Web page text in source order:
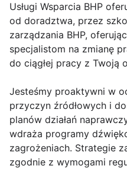
Usługi Wsparcia BHP
od doradztwa, przez
zarządzania BHP,
specjalistom na zmianę
do ciągłej pracy z Twoją
Jesteśmy proaktywni w
przyczyn źródłowych i
planów działań
wdraża programy
zagrożeniach. Strategie
zgodnie z wymogami